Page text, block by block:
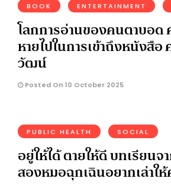
BOOK ENTERTAINMENT
โลกการอ่านของคนตาบอด
หายไปในการเข้าถึงหนังสื
วัฒน์
Posted On 10 October 2025
PUBLIC HEALTH SOCIAL
อยู่ให้ได้ ตายให้ดี บทเรียน
สองหมอฉุกเฉินอยากเล่า